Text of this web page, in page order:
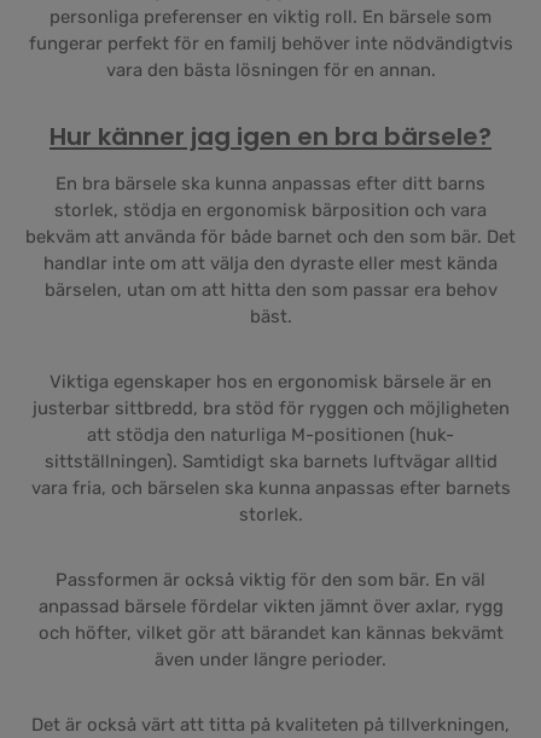
personliga preferenser en viktig roll. En bärsele som
fungerar perfekt för en familj behöver inte nödvändigtvis
vara den bästa lösningen för en annan.
Hur känner jag igen en bra bärsele?
En bra bärsele ska kunna anpassas efter ditt barns
storlek, stödja en ergonomisk bärposition och vara
bekväm att använda för både barnet och den som bär. Det
handlar inte om att välja den dyraste eller mest kända
bärselen, utan om att hitta den som passar era behov
bäst.
Viktiga egenskaper hos en ergonomisk bärsele är en
justerbar sittbredd, bra stöd för ryggen och möjligheten
att stödja den naturliga M-positionen (huk-
sittställningen). Samtidigt ska barnets luftvägar alltid
vara fria, och bärselen ska kunna anpassas efter barnets
storlek.
Passformen är också viktig för den som bär. En väl
anpassad bärsele fördelar vikten jämnt över axlar, rygg
och höfter, vilket gör att bärandet kan kännas bekvämt
även under längre perioder.
Det är också värt att titta på kvaliteten på tillverkningen,